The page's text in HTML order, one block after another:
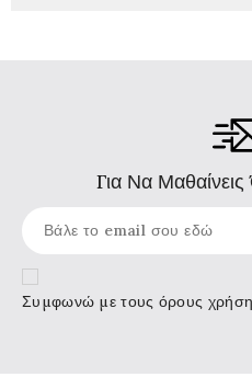
Για Να
Συμφωνώ με τους όρους